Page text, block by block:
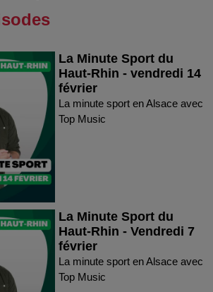
La Minute Sport du
Haut-Rhin - vendredi 14
février
La minute sport en Alsace avec
Top Music
La Minute Sport du
Haut-Rhin - Vendredi 7
février
La minute sport en Alsace avec
Top Music